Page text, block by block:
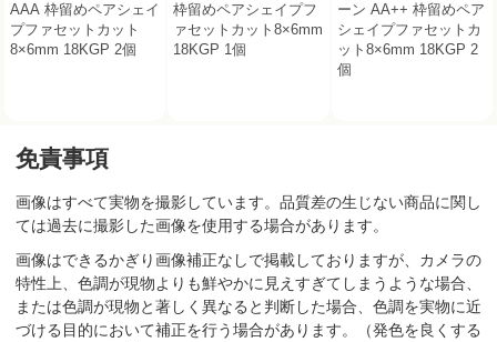
AAA 枠留めペアシェイ
プファセットカット
8×6mm 18KGP 2個
枠留めペアシェイプフ
ァセットカット8×6mm
18KGP 1個
ーン AA++ 枠留めペア
シェイプファセットカ
ット8×6mm 18KGP 2
個
免責事項
画像はすべて実物を撮影しています。品質差の生じない商品に関し
ては過去に撮影した画像を使用する場合があります。
画像はできるかぎり画像補正なしで掲載しておりますが、カメラの
特性上、色調が現物よりも鮮やかに見えすぎてしまうような場合、
または色調が現物と著しく異なると判断した場合、色調を実物に近
づける目的において補正を行う場合があります。（発色を良くする